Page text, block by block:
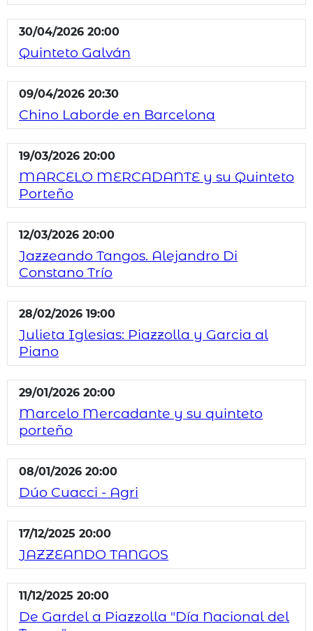
30/04/2026 20:00
Quinteto Galván
09/04/2026 20:30
Chino Laborde en Barcelona
19/03/2026 20:00
MARCELO MERCADANTE y su Quinteto
Porteño
12/03/2026 20:00
Jazzeando Tangos. Alejandro Di
Constano Trío
28/02/2026 19:00
Julieta Iglesias: Piazzolla y Garcia al
Piano
29/01/2026 20:00
Marcelo Mercadante y su quinteto
porteño
08/01/2026 20:00
Dúo Cuacci - Agri
17/12/2025 20:00
JAZZEANDO TANGOS
11/12/2025 20:00
De Gardel a Piazzolla "Día Nacional del